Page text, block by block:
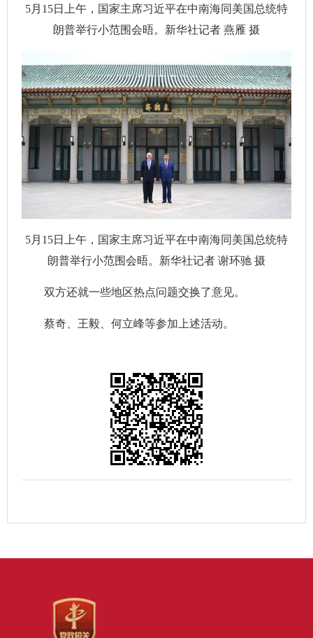
5月15日上午，国家主席习近平在中南海同美国总统特
朗普举行小范围会晤。新华社记者 燕雁 摄
5月15日上午，国家主席习近平在中南海同美国总统特
朗普举行小范围会晤。新华社记者 谢环驰 摄
双方还就一些地区热点问题交换了意见。
蔡奇、王毅、何立峰等参加上述活动。